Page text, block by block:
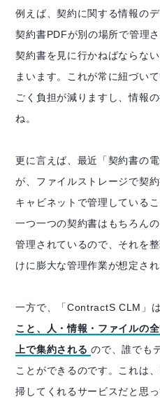
例えば、契約に関する情報の
契約書PDFが別の場所で管理
契約書を見に行かねばならな
まいます。これが常に紐づい
ごく負担が減りますし、情報
ね。
更に言えば、最近「契約書の
が、ファイルストレージで契
キャビネットで管理している
一つ一つの契約書はもちろん
管理されているので、それを
けに膨大な管理作業が想定され
一方で、「ContractS CLM」は
こと、人・情報・ファイルの
上で集約される ので、誰でも
ことができるのです。これは
掃してくれるサービスだと思っ